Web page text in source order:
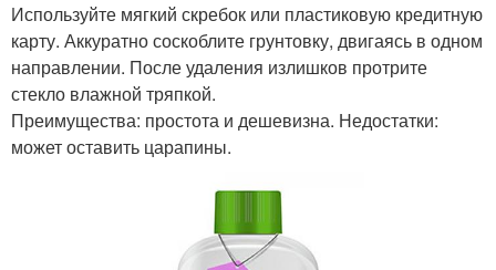
Используйте мягкий скребок или пластиковую кредитную
карту. Аккуратно соскоблите грунтовку, двигаясь в одном
направлении. После удаления излишков протрите
стекло влажной тряпкой.
Преимущества: простота и дешевизна. Недостатки:
может оставить царапины.